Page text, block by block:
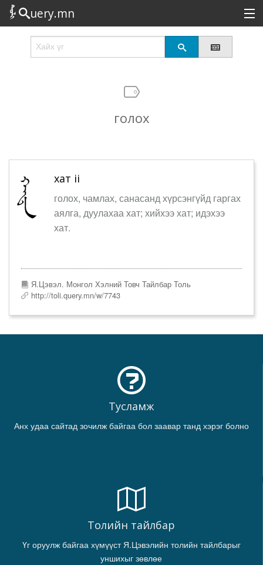
uery.mn
Сонирхолтой
голох
хат ii
голох, чамлах, санасанд хүрсэнгүйд гаргах
аялга, дуулахаа хат; хийхээ хат; идэхээ
хат.
Я.Цэвэл. Монгол Хэлний Товч Тайлбар Толь
http://toli.query.mn/w/7743
Тусламж
Анх удаа сайтад зочилж байгаа бол заавар танд хэрэг болно
Толийн тайлбар
Үг оруулж байгаа хүмүүст Я.Цэвэлийн толийн тайлбарыг
уншихыг зөвлөе